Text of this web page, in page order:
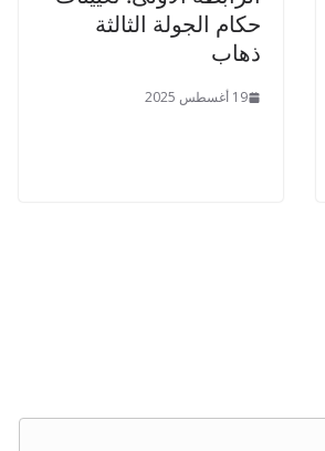
حكام الجولة الثالثة
ذهاب
19 أغسطس 2025